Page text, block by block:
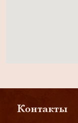
Контакты